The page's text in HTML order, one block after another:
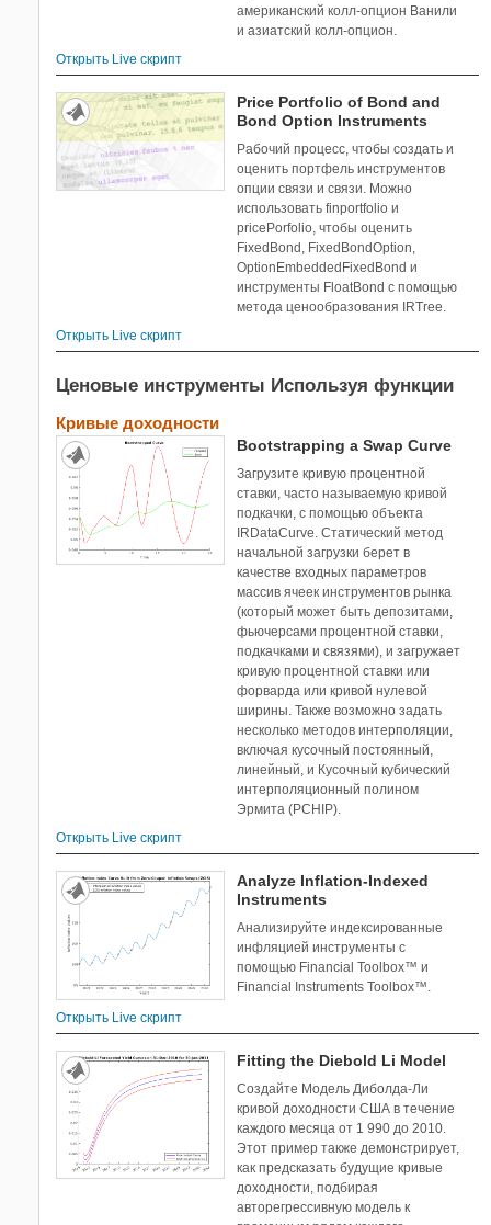
американский колл-опцион Ванили
и азиатский колл-опцион.
Открыть Live скрипт
Price Portfolio of Bond and
Bond Option Instruments
Рабочий процесс, чтобы создать и
оценить портфель инструментов
опции связи и связи. Можно
использовать finportfolio и
pricePorfolio, чтобы оценить
FixedBond, FixedBondOption,
OptionEmbeddedFixedBond и
инструменты FloatBond с помощью
метода ценообразования IRTree.
Открыть Live скрипт
Ценовые инструменты Используя функции
Кривые доходности
Bootstrapping a Swap Curve
Загрузите кривую процентной
ставки, часто называемую кривой
подкачки, с помощью объекта
IRDataCurve. Статический метод
начальной загрузки берет в
качестве входных параметров
массив ячеек инструментов рынка
(который может быть депозитами,
фьючерсами процентной ставки,
подкачками и связями), и загружает
кривую процентной ставки или
форварда или кривой нулевой
ширины. Также возможно задать
несколько методов интерполяции,
включая кусочный постоянный,
линейный, и Кусочный кубический
интерполяционный полином
Эрмита (PCHIP).
Открыть Live скрипт
Analyze Inflation-Indexed
Instruments
Анализируйте индексированные
инфляцией инструменты с
помощью Financial Toolbox™ и
Financial Instruments Toolbox™.
Открыть Live скрипт
Fitting the Diebold Li Model
Создайте Модель Диболда-Ли
кривой доходности США в течение
каждого месяца от 1 990 до 2010.
Этот пример также демонстрирует,
как предсказать будущие кривые
доходности, подбирая
авторегрессивную модель к